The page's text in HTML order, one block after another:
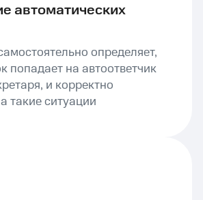
автоматических
определяет,
попадает на автоответчик
и корректно
такие ситуации